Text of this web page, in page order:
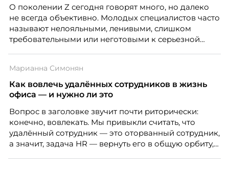
О поколении Z сегодня говорят много, но далеко
не всегда объективно. Молодых специалистов часто
называют нелояльными, ленивыми, слишком
требовательными или неготовыми к серьезной
кадровых ошибок. В этой статье Марина Ускова,
руководитель отдела подбора персонала
рекрутинговой компании, разбирает самые
почему устаревшие представления мешают
бизнесу находить и удерживать сильных
сотрудников.
Марианна Симонян
Как вовлечь удалённых сотрудников в жизнь
офиса — и нужно ли это
Вопрос в заголовке звучит почти риторически:
конечно, вовлекать. Мы привыкли считать, что
удалённый сотрудник — это оторванный сотрудник,
а значит, задача HR — вернуть его в общую орбиту,